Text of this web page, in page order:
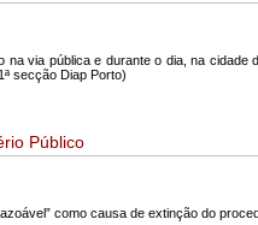
na via pública e durante o dia, na cidade
secção Diap Porto)
Público
como causa de extinção do